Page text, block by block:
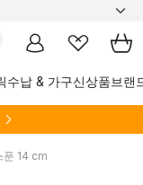
수납 & 가구신상품브랜
푼 14 cm